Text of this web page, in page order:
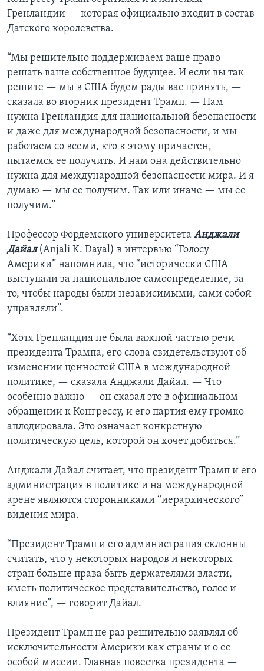
Гренландии — которая официально входит в состав
Датского королевства.
“Мы решительно поддерживаем ваше право
решать ваше собственное будущее. И если вы так
решите — мы в США будем рады вас принять, —
сказала во вторник президент Трамп. — Нам
нужна Гренландия для национальной безопасности
и даже для международной безопасности, и мы
работаем со всеми, кто к этому причастен,
пытаемся ее получить. И нам она действительно
нужна для международной безопасности мира. И я
думаю — мы ее получим. Так или иначе — мы ее
получим.”
Профессор Фордемского университета Анджали
Дайал(Anjali K. Dayal) в интервью “Голосу
Америки” напомнила, что “исторически США
выступали за национальное самоопределение, за
то, чтобы народы были независимыми, сами собой
управляли”.
“Хотя Гренландия не была важной частью речи
президента Трампа, его слова свидетельствуют об
изменении ценностей США в международной
политике, — сказала Анджали Дайал. — Что
особенно важно — он сказал это в официальном
обращении к Конгрессу, и его партия ему громко
аплодировала. Это означает конкретную
политическую цель, которой он хочет добиться.”
Анджали Дайал считает, что президент Трамп и его
администрация в политике и на международной
арене являются сторонниками “иерархического”
видения мира.
“Президент Трамп и его администрация склонны
считать, что у некоторых народов и некоторых
стран больше права быть держателями власти,
иметь политическое представительство, голос и
влияние”, — говорит Дайал.
Президент Трамп не раз решительно заявлял об
исключительности Америки как страны и о ее
особой миссии. Главная повестка президента —